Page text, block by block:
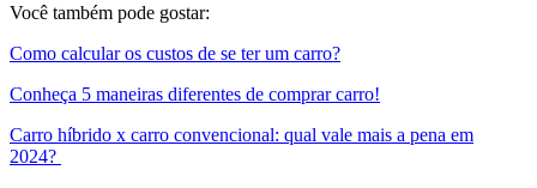
Você também pode gostar:
Como calcular os custos de se ter um carro?
Conheça 5 maneiras diferentes de comprar carro!
Carro híbrido x carro convencional: qual vale mais a pena em
2024?